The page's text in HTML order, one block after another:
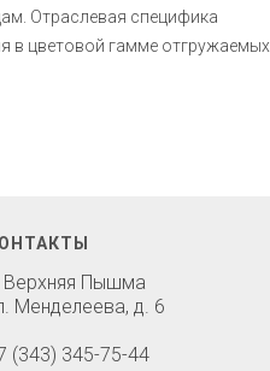
Отраслевая специфика
в цветовой гамме отгружаемых
Верхняя Пышма
Менделеева, д. 6
(343) 345-75-44